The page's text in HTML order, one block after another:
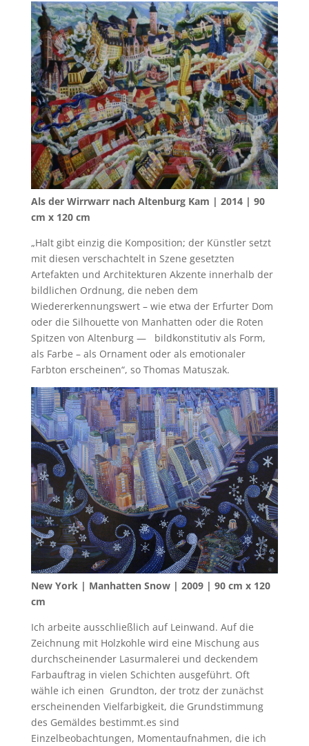
Als der Wirrwarr nach Altenburg Kam | 2014 | 90
cm x 120 cm
„Halt gibt einzig die Komposition; der Künstler setzt
mit diesen verschachtelt in Szene gesetzten
Artefakten und Architekturen Akzente innerhalb der
bildlichen Ordnung, die neben dem
Wiedererkennungswert – wie etwa der Erfurter Dom
oder die Silhouette von Manhatten oder die Roten
Spitzen von Altenburg — bildkonstitutiv als Form,
als Farbe – als Ornament oder als emotionaler
Farbton erscheinen“, so Thomas Matuszak.
New York | Manhatten Snow | 2009 | 90 cm x 120
cm
Ich arbeite ausschließlich auf Leinwand. Auf die
Zeichnung mit Holzkohle wird eine Mischung aus
durchscheinender Lasurmalerei und deckendem
Farbauftrag in vielen Schichten ausgeführt. Oft
wähle ich einen Grundton, der trotz der zunächst
erscheinenden Vielfarbigkeit, die Grundstimmung
des Gemäldes bestimmt.es sind
Einzelbeobachtungen, Momentaufnahmen, die ich